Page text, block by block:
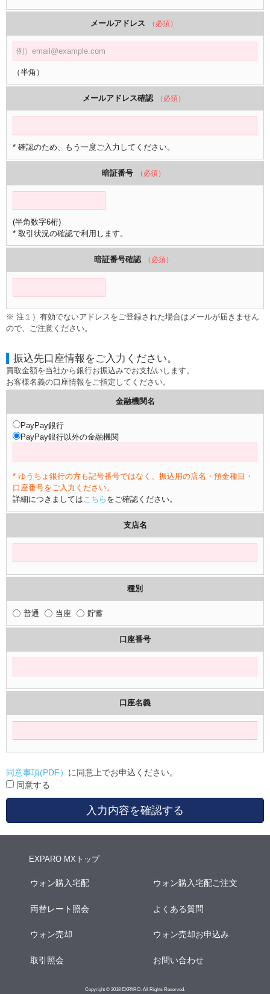
メールアドレス （必須）
（半角）
メールアドレス確認 （必須）
* 確認のため、もう一度ご入力してください。
暗証番号 （必須）
(半角数字6桁)
* 取引状況の確認で利用します。
暗証番号確認 （必須）
※ 注１）有効でないアドレスをご登録された場合はメールが届きません
ので、ご注意ください。
振込先口座情報をご入力ください。
買取金額を当社から銀行お振込みでお支払いします。
お客様名義の口座情報をご指定してください。
金融機関名
PayPay銀行
PayPay銀行以外の金融機関
* ゆうちょ銀行の方も記号番号ではなく、振込用の店名・預金種目・
口座番号をご入力ください。
詳細につきましてはこちら をご確認ください。
支店名
種別
普通 当座 貯蓄
口座番号
口座名義
同意事項(PDF） に同意上でお申込ください。
同意する
入力内容を確認する
EXPARO MXトップ
ウォン購入宅配 ウォン購入宅配ご注文
両替レート照会 よくある質問
ウォン売却 ウォン売却お申込み
取引照会 お問い合わせ
Copyright © 2018 EXPARO. All Rights Reserved.